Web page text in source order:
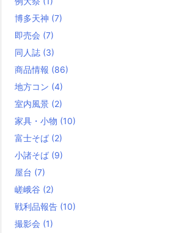
博多天神 (7)
即売会 (7)
同人誌 (3)
商品情報 (86)
地方コン (4)
室内風景 (2)
家具・小物 (10)
富士そば (2)
小諸そば (9)
屋台 (7)
嵯峨谷 (2)
戦利品報告 (10)
撮影会 (1)